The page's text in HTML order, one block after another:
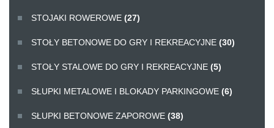
STOJAKI ROWEROWE (27)
STOŁY BETONOWE DO GRY I REKREACYJNE (30)
STOŁY STALOWE DO GRY I REKREACYJNE (5)
SŁUPKI METALOWE I BLOKADY PARKINGOWE (6)
SŁUPKI BETONOWE ZAPOROWE (38)